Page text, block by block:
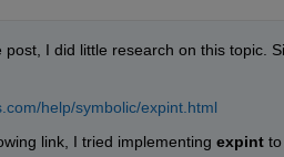
post, I did little research on this topic.
help/symbolic/expint.html
link, I tried implementing expint to